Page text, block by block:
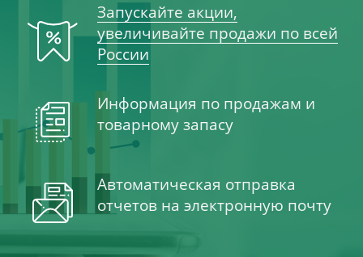
Запускайте акции,
увеличивайте продажи по всей
России
Информация по продажам и
товарному запасу
Автоматическая отправка
отчетов на электронную почту